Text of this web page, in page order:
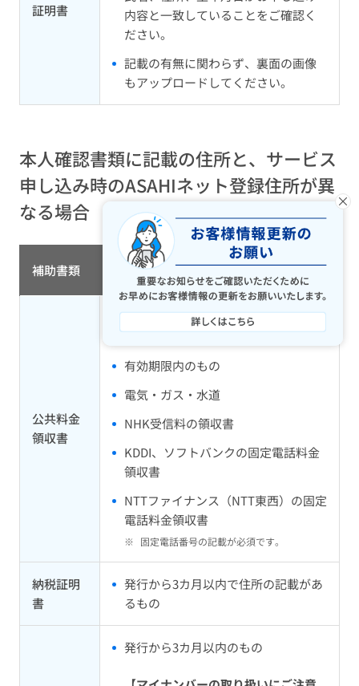
証明書
内容と一致していることをご確認く
ださい。
記載の有無に関わらず、裏面の画像
もアップロードしてください。
本人確認書類に記載の住所と、サービス
申し込み時のASAHIネット登録住所が異
なる場合
補助書類
公共料金
領収書
発行から3カ月以内で住所の記載があ
るもの
有効期限内のもの
電気・ガス・水道
NHK受信料の領収書
KDDI、ソフトバンクの固定電話料金
領収書
NTTファイナンス（NTT東西）の固定
電話料金領収書
※ 固定電話番号の記載が必須です。
納税証明
書
発行から3カ月以内で住所の記載があ
るもの
発行から3カ月以内のもの
×